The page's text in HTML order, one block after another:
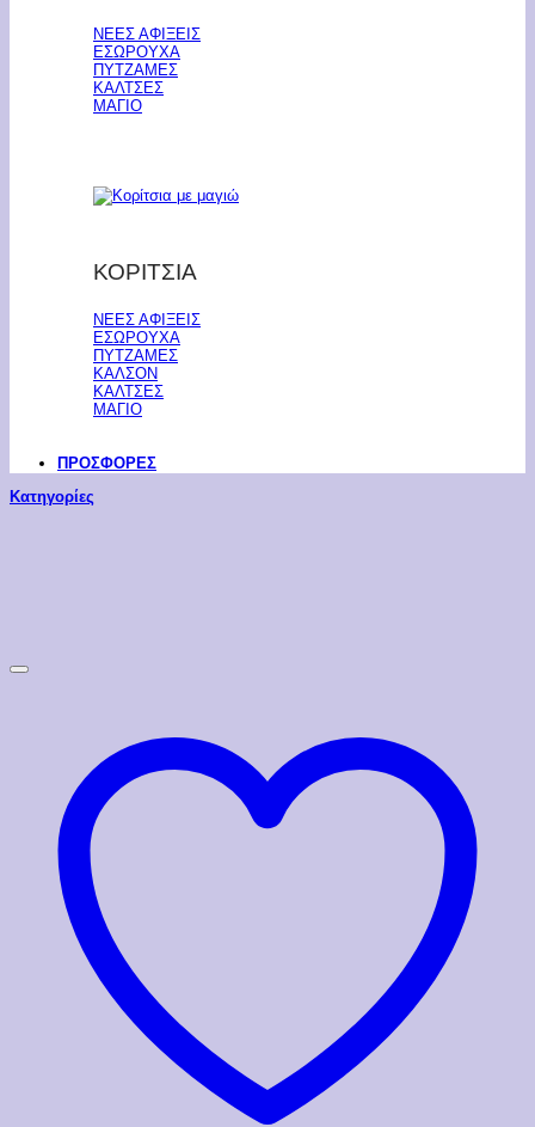
ΝΕΕΣ ΑΦΙΞΕΙΣ
ΕΣΩΡΟΥΧΑ
ΠΥΤΖΑΜΕΣ
ΚΑΛΤΣΕΣ
ΜΑΓΙΟ
ΚΟΡΙΤΣΙΑ
ΝΕΕΣ ΑΦΙΞΕΙΣ
ΕΣΩΡΟΥΧΑ
ΠΥΤΖΑΜΕΣ
ΚΑΛΣΟΝ
ΚΑΛΤΣΕΣ
ΜΑΓΙΟ
ΠΡΟΣΦΟΡΕΣ
Κατηγορίες